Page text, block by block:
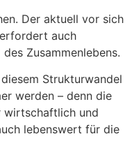
Der aktuell vor sich
auch
Zusammenlebens.
Strukturwandel
werden – denn die
wirtschaftlich und
lebenswert für die